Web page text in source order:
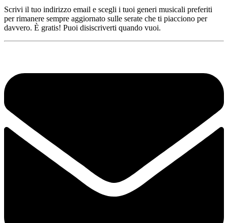
Scrivi il tuo indirizzo email e scegli i tuoi generi musicali preferiti
per rimanere sempre aggiornato sulle serate che ti piacciono per
davvero. È gratis! Puoi disiscriverti quando vuoi.